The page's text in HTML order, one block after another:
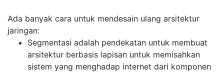
Ada banyak cara untuk mendesain ulang arsitektur
jaringan:
Segmentasi adalah pendekatan untuk membuat
arsitektur berbasis lapisan untuk memisahkan
sistem yang menghadap internet dari komponen